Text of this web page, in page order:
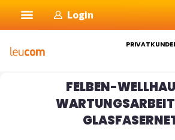
Inhalt
springen
Login
FELBEN-